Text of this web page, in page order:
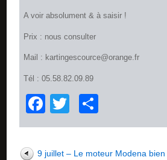
A voir absolument & à saisir !
Prix : nous consulter
Mail : kartingescource@orange.fr
Tél : 05.58.82.09.89
Facebook
Twitter
9 juillet – Le moteur Modena